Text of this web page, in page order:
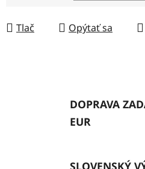
Jednotková cena:
Tlač Opýtať sa
DOPRAVA
EUR